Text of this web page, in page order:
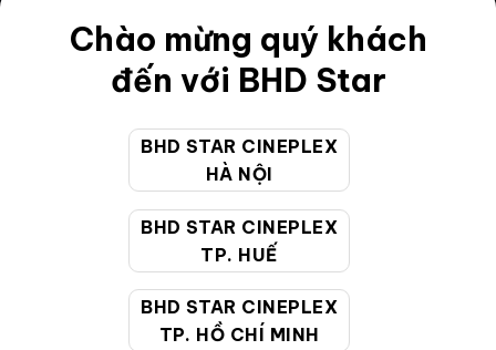
Chào mừng quý khách
đến với BHD Star
BHD STAR CINEPLEX
HÀ NỘI
BHD STAR CINEPLEX
TP. HUẾ
BHD STAR CINEPLEX
TP. HỒ CHÍ MINH
Điều khoản
Hướng dẫn đặt vé trực tuyến
Chính sách bảo vệ thông tin cá nhân của người tiêu
CHĂM SÓC KHÁCH HÀNG
19002099